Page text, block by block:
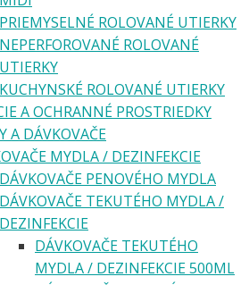
PRIEMYSELNÉ ROLOVANÉ UTIERKY
NEPERFOROVANÉ ROLOVANÉ
UTIERKY
KUCHYNSKÉ ROLOVANÉ UTIERKY
A OCHRANNÉ PROSTRIEDKY
A DÁVKOVAČE
MYDLA / DEZINFEKCIE
DÁVKOVAČE PENOVÉHO MYDLA
DÁVKOVAČE TEKUTÉHO MYDLA /
DEZINFEKCIE
DÁVKOVAČE TEKUTÉHO
MYDLA / DEZINFEKCIE 500ML